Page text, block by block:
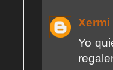
Xermi
Yo